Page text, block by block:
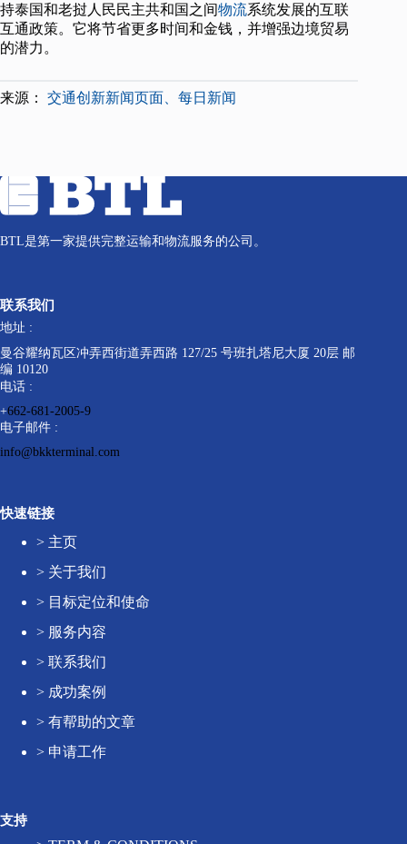
持泰国和老挝人民民主共和国之间物流系统发展的互联
互通政策。它将节省更多时间和金钱，并增强边境贸易
的潜力。
来源： 交通创新新闻页面、每日新闻
BTL是第一家提供完整运输和物流服务的公司。
联系我们
地址 :
曼谷耀纳瓦区冲弄西街道弄西路 127/25 号班扎塔尼大厦 20层 邮
编 10120
电话 :
+662-681-2005-9
电子邮件 :
info@bkkterminal.com
快速链接
> 主页
> 关于我们
> 目标定位和使命
> 服务内容
> 联系我们
> 成功案例
> 有帮助的文章
> 申请工作
支持